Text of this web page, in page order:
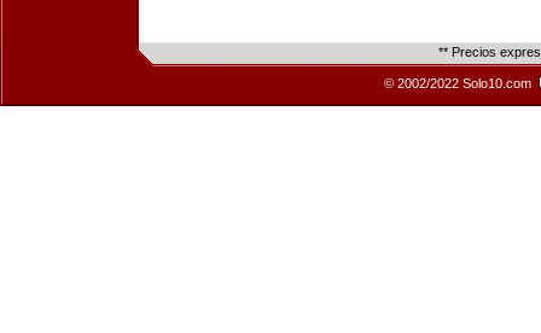
** Precios
© 2002/2022 Solo10.com